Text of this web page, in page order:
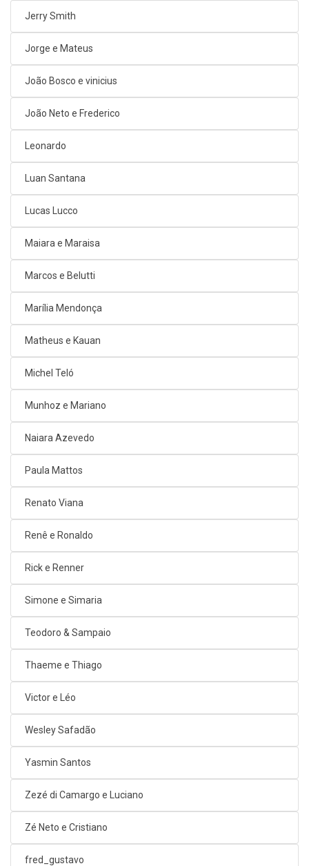
Jerry Smith
Jorge e Mateus
João Bosco e vinicius
João Neto e Frederico
Leonardo
Luan Santana
Lucas Lucco
Maiara e Maraisa
Marcos e Belutti
Marília Mendonça
Matheus e Kauan
Michel Teló
Munhoz e Mariano
Naiara Azevedo
Paula Mattos
Renato Viana
Renê e Ronaldo
Rick e Renner
Simone e Simaria
Teodoro & Sampaio
Thaeme e Thiago
Victor e Léo
Wesley Safadão
Yasmin Santos
Zezé di Camargo e Luciano
Zé Neto e Cristiano
fred_gustavo